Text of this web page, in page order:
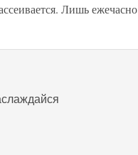
Лишь ежечасно